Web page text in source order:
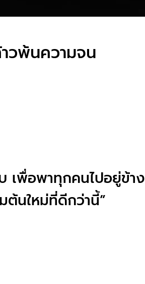
วพ้นความจน
เพื่อพาทุกคนไปอยู่ข้าง
ต้นใหม่ที่ดีกว่านี้”